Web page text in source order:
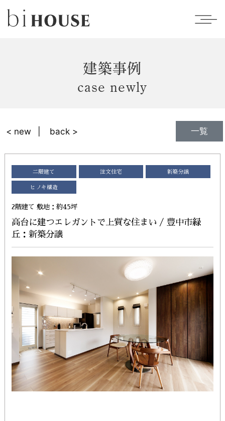
建築事例
case newly
一覧
< new back >
二階建て 注文住宅 新築分譲
ヒノキ構造
2階建て 敷地：約45坪
高台に建つエレガントで上質な住まい / 豊中市緑
丘：新築分譲